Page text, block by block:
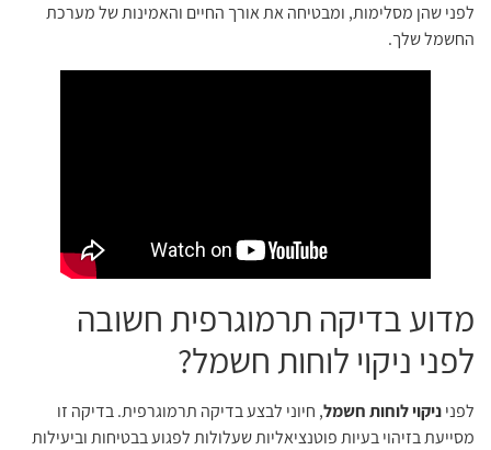
לפני שהן מסלימות, ומבטיחה את אורך החיים והאמינות של מערכת
החשמל שלך.
מדוע בדיקה תרמוגרפית חשובה
לפני ניקוי לוחות חשמל?
לפניניקוי לוחות חשמל, חיוני לבצע בדיקה תרמוגרפית. בדיקה זו
מסייעת בזיהוי בעיות פוטנציאליות שעלולות לפגוע בבטיחות וביעילות